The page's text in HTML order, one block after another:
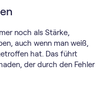
noch als Stärke,
auch wenn man weiß,
hat. Das führt
der durch den Fehler